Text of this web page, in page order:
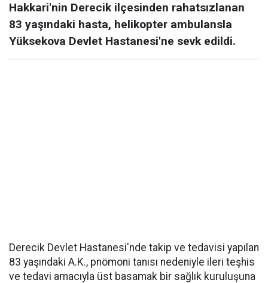
Hakkari'nin Derecik ilçesinden rahatsızlanan
83 yaşındaki hasta, helikopter ambulansla
Yüksekova Devlet Hastanesi'ne sevk edildi.
Derecik Devlet Hastanesi'nde takip ve tedavisi yapılan
83 yaşındaki A.K., pnömoni tanısı nedeniyle ileri teşhis
ve tedavi amacıyla üst basamak bir sağlık kuruluşuna